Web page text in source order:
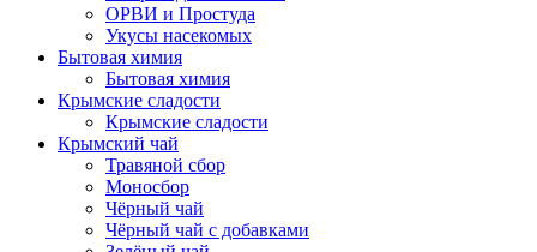
ОРВИ и Простуда
Укусы насекомых
Бытовая химия
Бытовая химия
Крымские сладости
Крымские сладости
Крымский чай
Травяной сбор
Моносбор
Чёрный чай
Чёрный чай с добавками